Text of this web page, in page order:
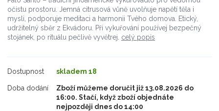
očistu prostoru. Jemná citrusová vůně uvolňuje napětí těla i
mysli, podporuje meditaci a harmonii Tvého domova. Etický,
udržitelný sběr z Ekvádoru. Při vykuřování používej bezpečný
stojánek, po rituálu pečlivě vyvětrej. celý popis
Dostupnost skladem 18
Doba dodání
Zboží můžeme doručit již 13.08.2026 do
16:00. Stačí, když zboží objednáte
nejpozději dnes do 14:00